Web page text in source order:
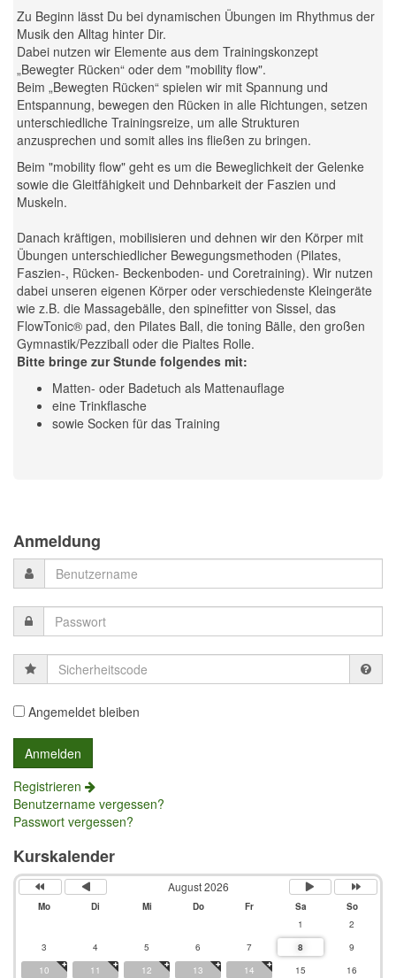
Zu Beginn lässt Du bei dynamischen Übungen im Rhythmus der
Musik den Alltag hinter Dir.
Dabei nutzen wir Elemente aus dem Trainingskonzept
„Bewegter Rücken“ oder dem "mobility flow".
Beim „Bewegten Rücken“ spielen wir mit Spannung und
Entspannung, bewegen den Rücken in alle Richtungen, setzen
unterschiedliche Trainingsreize, um alle Strukturen
anzusprechen und somit alles ins fließen zu bringen.
Beim "mobility flow" geht es um die Beweglichkeit der Gelenke
sowie die Gleitfähigkeit und Dehnbarkeit der Faszien und
Muskeln.
Danach kräftigen, mobilisieren und dehnen wir den Körper mit
Übungen unterschiedlicher Bewegungsmethoden (Pilates,
Faszien-, Rücken- Beckenboden- und Coretraining). Wir nutzen
dabei unseren eigenen Körper oder verschiedenste Kleingeräte
wie z.B. die Massagebälle, den spinefitter von Sissel, das
FlowTonic® pad, den Pilates Ball, die toning Bälle, den großen
Gymnastik/Pezziball oder die Pialtes Rolle.
Bitte bringe zur Stunde folgendes mit:
Matten- oder Badetuch als Mattenauflage
eine Trinkflasche
sowie Socken für das Training
Anmeldung
Sicherheitscode
Angemeldet bleiben
Registrieren
Benutzername vergessen?
Passwort vergessen?
Kurskalender
August 2026
Mo Di Mi Do Fr Sa
So
1
2
3
4 5 6 7 8
9
10
11 12 13 14 15
16